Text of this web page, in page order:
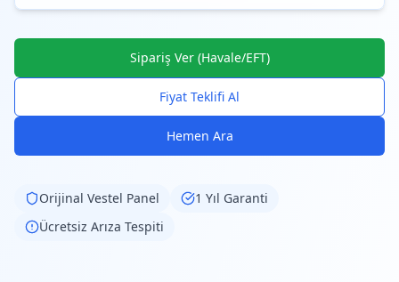
Sipariş Ver (Havale/EFT)
Fiyat Teklifi Al
Hemen Ara
Orijinal Vestel Panel
1 Yıl Garanti
Ücretsiz Arıza Tespiti